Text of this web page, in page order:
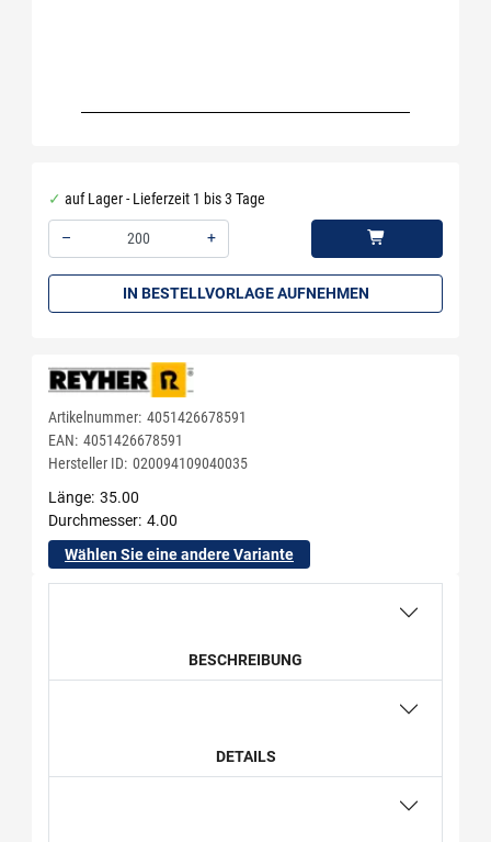
auf Lager - Lieferzeit 1 bis 3 Tage
–
+
IN BESTELLVORLAGE AUFNEHMEN
Artikelnummer: 4051426678591
EAN: 4051426678591
Hersteller ID: 020094109040035
Länge 35.00
Durchmesser 4.00
Wählen Sie eine andere Variante
BESCHREIBUNG
DETAILS